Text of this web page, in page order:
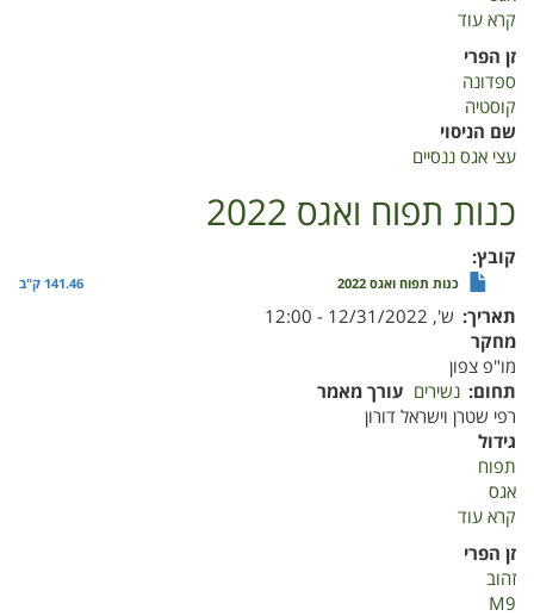
קרא עוד
זן הפרי
ספדונה
קוסטיה
שם הניסוי
עצי אגס ננסיים
כנות תפוח ואגס 2022
קובץ
כנות תפוח ואגס 2022 141.46 ק"ב
תאריך ש', 12/31/2022 - 12:00
מחקר
מו"פ צפון
תחום נשירים עורך מאמר
רפי שטרן וישראל דורון
גידול
תפוח
אגס
קרא עוד
זן הפרי
זהוב
M9